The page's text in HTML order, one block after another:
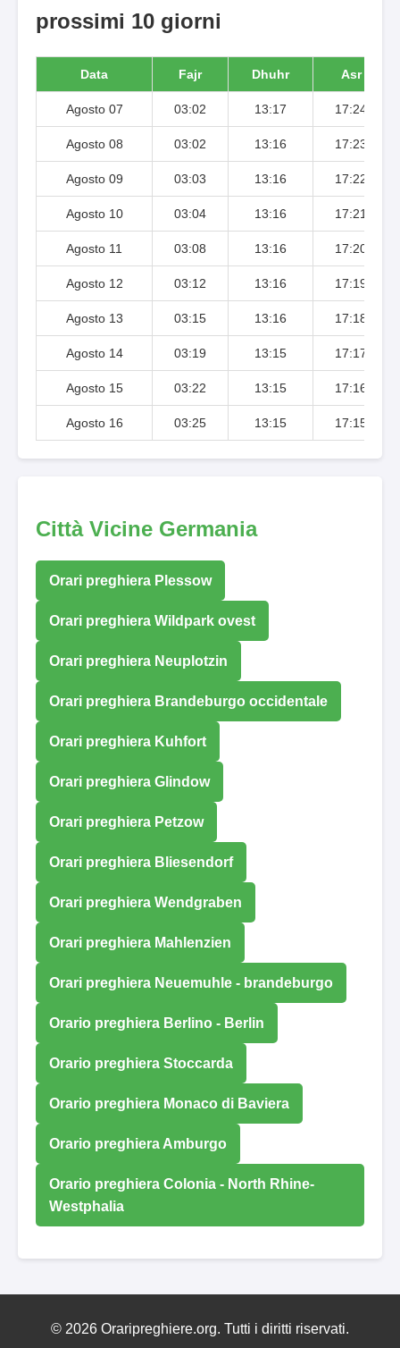
prossimi 10 giorni
Data Fajr Dhuhr Asr
Agosto 07 03:02 13:17 17:24
Agosto 08 03:02 13:16 17:23
Agosto 09 03:03 13:16 17:22
Agosto 10 03:04 13:16 17:21
Agosto 11 03:08 13:16 17:20
Agosto 12 03:12 13:16 17:19
Agosto 13 03:15 13:16 17:18
Agosto 14 03:19 13:15 17:17
Agosto 15 03:22 13:15 17:16
Agosto 16 03:25 13:15 17:15
Città Vicine Germania
Orari preghiera Plessow
Orari preghiera Wildpark ovest
Orari preghiera Neuplotzin
Orari preghiera Brandeburgo occidentale
Orari preghiera Kuhfort
Orari preghiera Glindow
Orari preghiera Petzow
Orari preghiera Bliesendorf
Orari preghiera Wendgraben
Orari preghiera Mahlenzien
Orari preghiera Neuemuhle - brandeburgo
Orario preghiera Berlino - Berlin
Orario preghiera Stoccarda
Orario preghiera Monaco di Baviera
Orario preghiera Amburgo
Orario preghiera Colonia - North Rhine-
Westphalia
© 2026 Oraripreghiere.org. Tutti i diritti riservati.